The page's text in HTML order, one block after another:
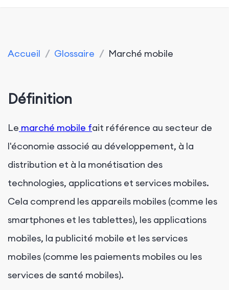
Accueil / Glossaire / Marché mobile
Définition
Le marché mobile fait référence au secteur de
l'économie associé au développement, à la
distribution et à la monétisation des
technologies, applications et services mobiles.
Cela comprend les appareils mobiles (comme les
smartphones et les tablettes), les applications
mobiles, la publicité mobile et les services
mobiles (comme les paiements mobiles ou les
services de santé mobiles).